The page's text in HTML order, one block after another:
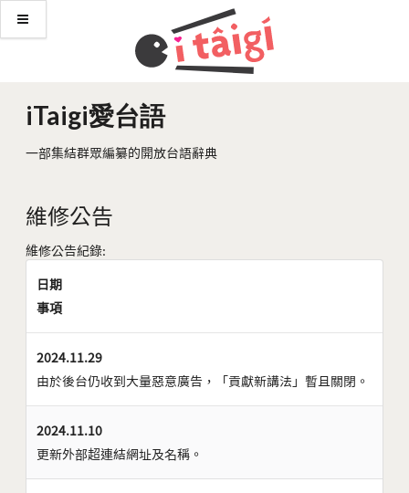
iTaigi愛台語
一部集結群眾編纂的開放台語辭典
維修公告
維修公告紀錄:
日期
事項
2024.11.29
由於後台仍收到大量惡意廣告，「貢獻新講法」暫且關閉。
2024.11.10
更新外部超連結網址及名稱。